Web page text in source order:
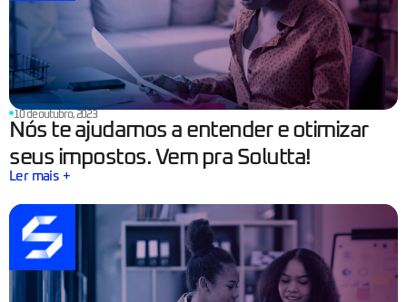
10 de outubro, 2023
Nós te ajudamos a entender e otimizar
seus impostos. Vem pra Solutta!
Ler mais +